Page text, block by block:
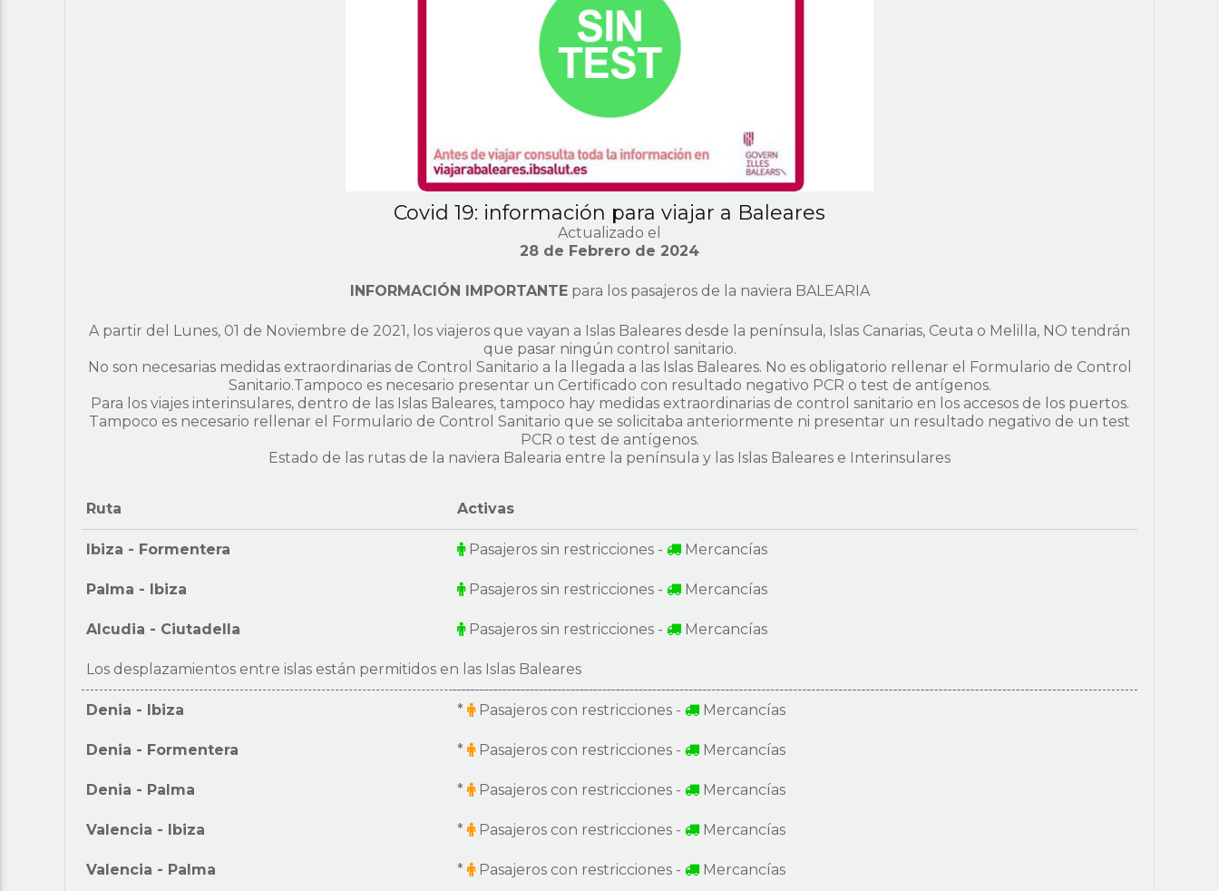
Covid 19: información para viajar a Baleares
Actualizado el
28 de Febrero de 2024
INFORMACIÓN IMPORTANTEpara los pasajeros de la naviera BALEARIA
A partir del Lunes, 01 de Noviembre de 2021, los viajeros que vayan a Islas Baleares desde la península, Islas Canarias, Ceuta o Melilla, NO tendrán
que pasar ningún control sanitario.
No son necesarias medidas extraordinarias de Control Sanitario a la llegada a las Islas Baleares. No es obligatorio rellenar el Formulario de Control
Sanitario.Tampoco es necesario presentar un Certificado con resultado negativo PCR o test de antígenos.
Para los viajes interinsulares, dentro de las Islas Baleares, tampoco hay medidas extraordinarias de control sanitario en los accesos de los puertos.
Tampoco es necesario rellenar el Formulario de Control Sanitario que se solicitaba anteriormente ni presentar un resultado negativo de un test
PCR o test de antígenos.
Estado de las rutas de la naviera Balearia entre la península y las Islas Baleares e Interinsulares
Ruta Activas
Ibiza - Formentera Pasajeros sin restricciones - Mercancías
Palma - Ibiza Pasajeros sin restricciones - Mercancías
Alcudia - Ciutadella Pasajeros sin restricciones - Mercancías
Los desplazamientos entre islas están permitidos en las Islas Baleares
Denia - Ibiza * Pasajeros con restricciones - Mercancías
Denia - Formentera * Pasajeros con restricciones - Mercancías
Denia - Palma * Pasajeros con restricciones - Mercancías
Valencia - Ibiza * Pasajeros con restricciones - Mercancías
Valencia - Palma * Pasajeros con restricciones - Mercancías